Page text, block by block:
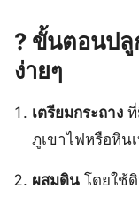
?️ ขั้นตอนปลู
ง่ายๆ
เตรียมกระถาง
ภูเขาไฟหรือหิน
ผสมดิน โดยใช้